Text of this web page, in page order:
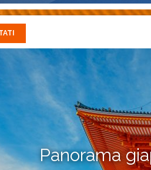
Panorama